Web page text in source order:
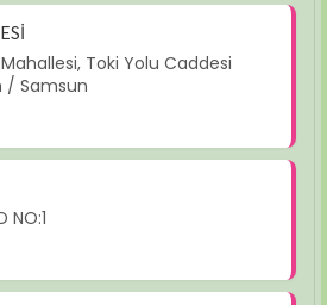
Toki Yolu Caddesi
/ Samsun
NO:1